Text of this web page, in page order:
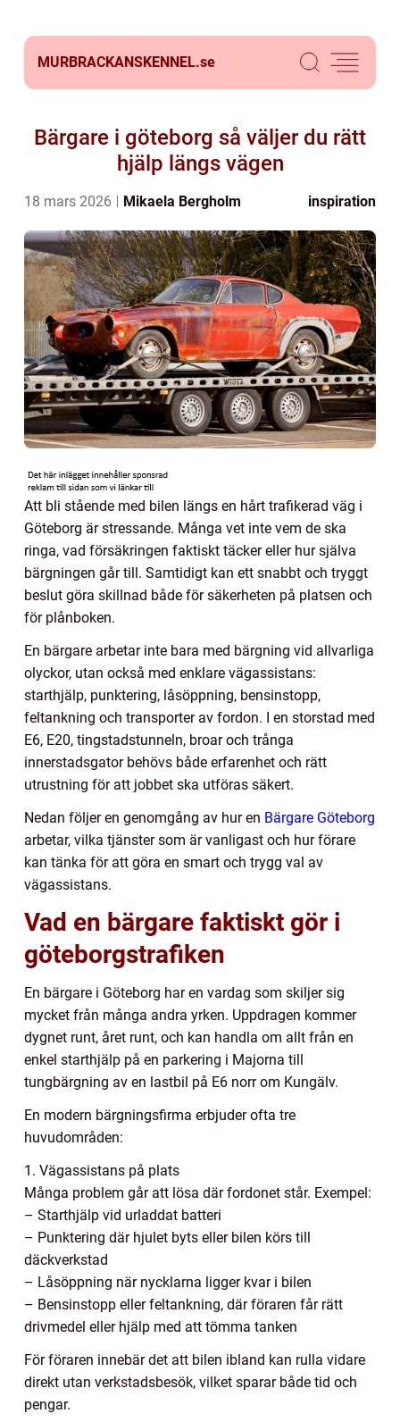
MURBRACKANSKENNEL.se
Bärgare i göteborg så väljer du rätt
hjälp längs vägen
18 mars 2026 Mikaela Bergholm inspiration
Att bli stående med bilen längs en hårt trafikerad väg i
Göteborg är stressande. Många vet inte vem de ska
ringa, vad försäkringen faktiskt täcker eller hur själva
bärgningen går till. Samtidigt kan ett snabbt och tryggt
beslut göra skillnad både för säkerheten på platsen och
för plånboken.
En bärgare arbetar inte bara med bärgning vid allvarliga
olyckor, utan också med enklare vägassistans:
starthjälp, punktering, låsöppning, bensinstopp,
feltankning och transporter av fordon. I en storstad med
E6, E20, tingstadstunneln, broar och trånga
innerstadsgator behövs både erfarenhet och rätt
utrustning för att jobbet ska utföras säkert.
Nedan följer en genomgång av hur en Bärgare Göteborg
arbetar, vilka tjänster som är vanligast och hur förare
kan tänka för att göra en smart och trygg val av
vägassistans.
Vad en bärgare faktiskt gör i
göteborgstrafiken
En bärgare i Göteborg har en vardag som skiljer sig
mycket från många andra yrken. Uppdragen kommer
dygnet runt, året runt, och kan handla om allt från en
enkel starthjälp på en parkering i Majorna till
tungbärgning av en lastbil på E6 norr om Kungälv.
En modern bärgningsfirma erbjuder ofta tre
huvudområden:
1. Vägassistans på plats
Många problem går att lösa där fordonet står. Exempel:
– Starthjälp vid urladdat batteri
– Punktering där hjulet byts eller bilen körs till
däckverkstad
– Låsöppning när nycklarna ligger kvar i bilen
– Bensinstopp eller feltankning, där föraren får rätt
drivmedel eller hjälp med att tömma tanken
För föraren innebär det att bilen ibland kan rulla vidare
direkt utan verkstadsbesök, vilket sparar både tid och
pengar.